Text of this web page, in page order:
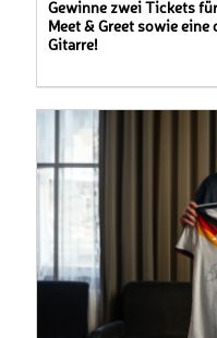
Gewinne zwei Tickets
Meet & Greet sowie
Gitarre!